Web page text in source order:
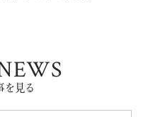
を見る